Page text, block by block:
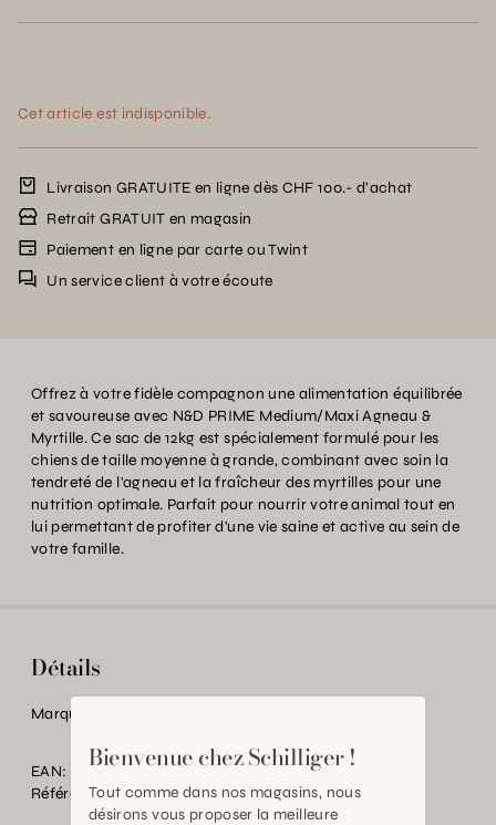
Cet article est indisponible.
Livraison GRATUITE en ligne dès CHF 100.- d’achat
Retrait GRATUIT en magasin
Paiement en ligne par carte ou Twint
Un service client à votre écoute
Offrez à votre fidèle compagnon une alimentation équilibrée
et savoureuse avec N&D PRIME Medium/Maxi Agneau &
Myrtille. Ce sac de 12kg est spécialement formulé pour les
chiens de taille moyenne à grande, combinant avec soin la
tendreté de l'agneau et la fraîcheur des myrtilles pour une
nutrition optimale. Parfait pour nourrir votre animal tout en
lui permettant de profiter d'une vie saine et active au sein de
votre famille.
Détails
Marque:
EAN:
2000000410908
Référence:
AN.P37110.0000.0000.0000
Bienvenue chez Schilliger !
Tout comme dans nos magasins, nous
désirons vous proposer la meilleure